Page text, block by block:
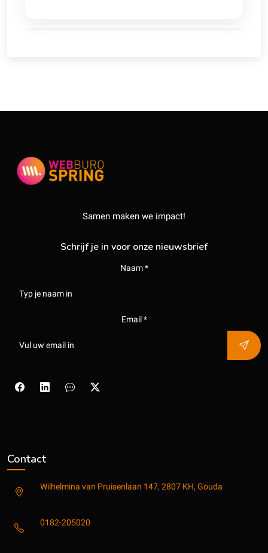
Samen maken we impact!
Schrijf je in voor onze nieuwsbrief
Naam *
Email *
Contact
Wilhelmina van Pruisenlaan 147, 2807 KH, Gouda
0182-205020